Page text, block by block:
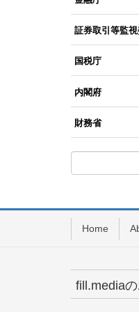
証券取引等監
国税庁
内閣府
財務省
Home
fill.media